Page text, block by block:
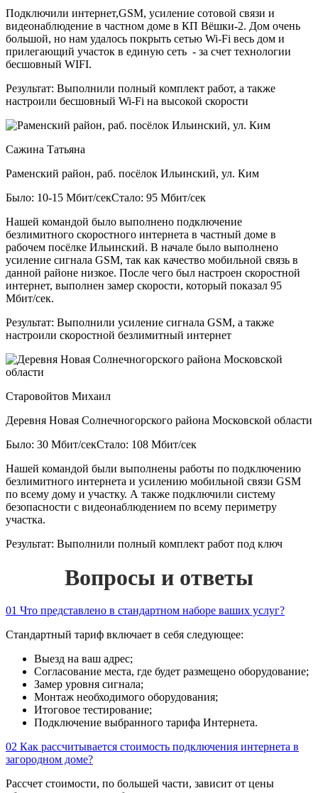
Подключили интернет,GSM, усиление сотовой связи и
видеонаблюдение в частном доме в КП Вёшки-2. Дом очень
большой, но нам удалось покрыть сетью Wi-Fi весь дом и
прилегающий участок в единую сеть - за счет технологии
бесшовный WIFI.
Результат: Выполнили полный комплект работ, а также
настроили бесшовный Wi-Fi на высокой скорости
Сажина Татьяна
Раменский район, раб. посёлок Ильинский, ул. Ким
Было: 10-15 Мбит/секСтало: 95 Мбит/сек
Нашей командой было выполнено подключение
безлимитного скоростного интернета в частный доме в
рабочем посёлке Ильинский. В начале было выполнено
усиление сигнала GSM, так как качество мобильной связь в
данной районе низкое. После чего был настроен скоростной
интернет, выполнен замер скорости, который показал 95
Мбит/сек.
Результат: Выполнили усиление сигнала GSM, а также
настроили скоростной безлимитный интернет
Старовойтов Михаил
Деревня Новая Солнечногорского района Московской области
Было: 30 Мбит/секСтало: 108 Мбит/сек
Нашей командой были выполнены работы по подключению
безлимитного интернета и усилению мобильной связи GSM
по всему дому и участку. А также подключили систему
безопасности с видеонаблюдением по всему периметру
участка.
Результат: Выполнили полный комплект работ под ключ
Вопросы и ответы
01 Что представлено в стандартном наборе ваших услуг?
Стандартный тариф включает в себя следующее:
Выезд на ваш адрес;
Согласование места, где будет размещено оборудование;
Замер уровня сигнала;
Монтаж необходимого оборудования;
Итоговое тестирование;
Подключение выбранного тарифа Интернета.
02 Как рассчитывается стоимость подключения интернета в
загородном доме?
Рассчет стоимости, по большей части, зависит от цены